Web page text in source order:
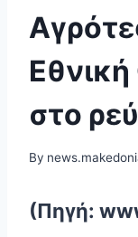
Εθνική
στο
By
(Πηγή: